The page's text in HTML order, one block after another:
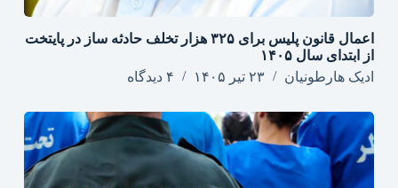
اعمال قانون پلیس برای ۳۲۵ هزار تخلف حادثه ساز در پایتخت
از ابتدای سال ۱۴۰۵
ادیک هارطونیان
۲۳ تیر ۱۴۰۵ ۴ دیدگاه